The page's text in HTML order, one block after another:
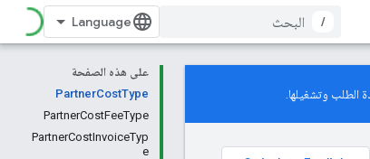
/
على هذه الصفحة
PartnerCostType
PartnerCostFeeType
PartnerCostInvoiceTyp
e
الطلب وتشغيلها.